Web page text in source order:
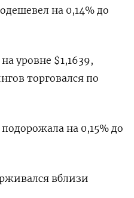
на 0,14% до
уровне $1,1639​,
торговался по
на 0,15%​ до
вблизи